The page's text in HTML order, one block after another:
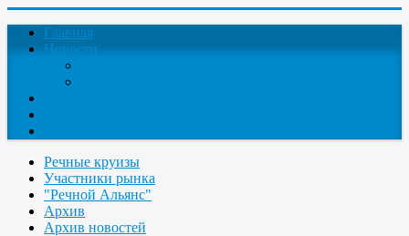
Главная
Новости
Речные круизы
Участники рынка
"Речной Альянс"
Архив
Архив новостей